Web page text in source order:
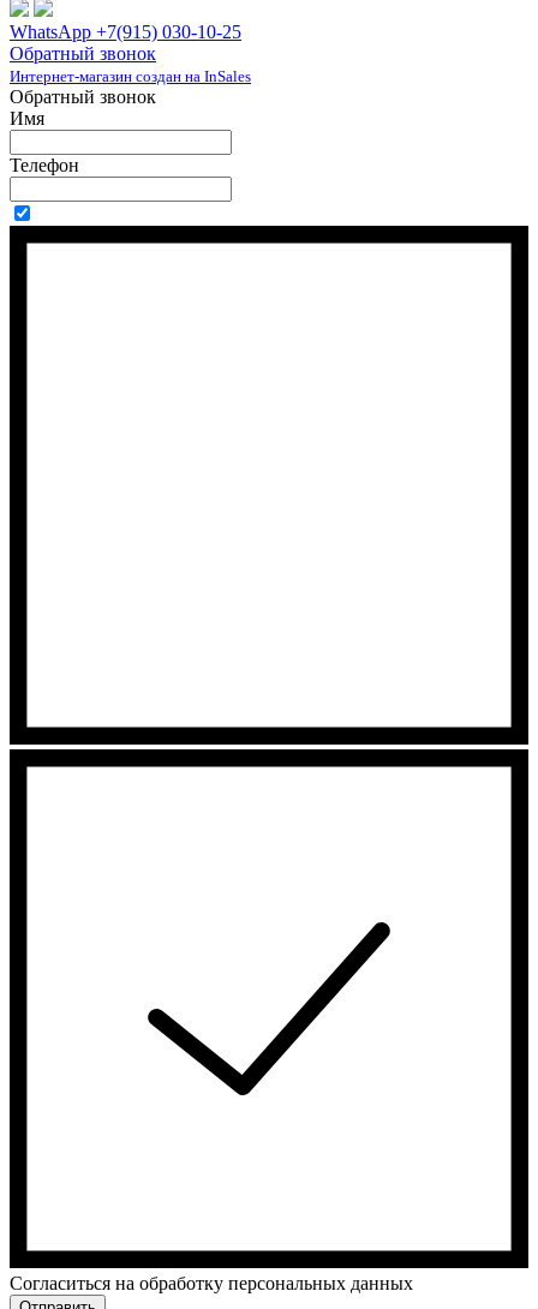
WhatsApp +7(915) 030-10-25
Обратный звонок
Интернет-магазин создан на InSales
Обратный звонок
Имя
Телефон
Cогласиться на обработку персональных данных